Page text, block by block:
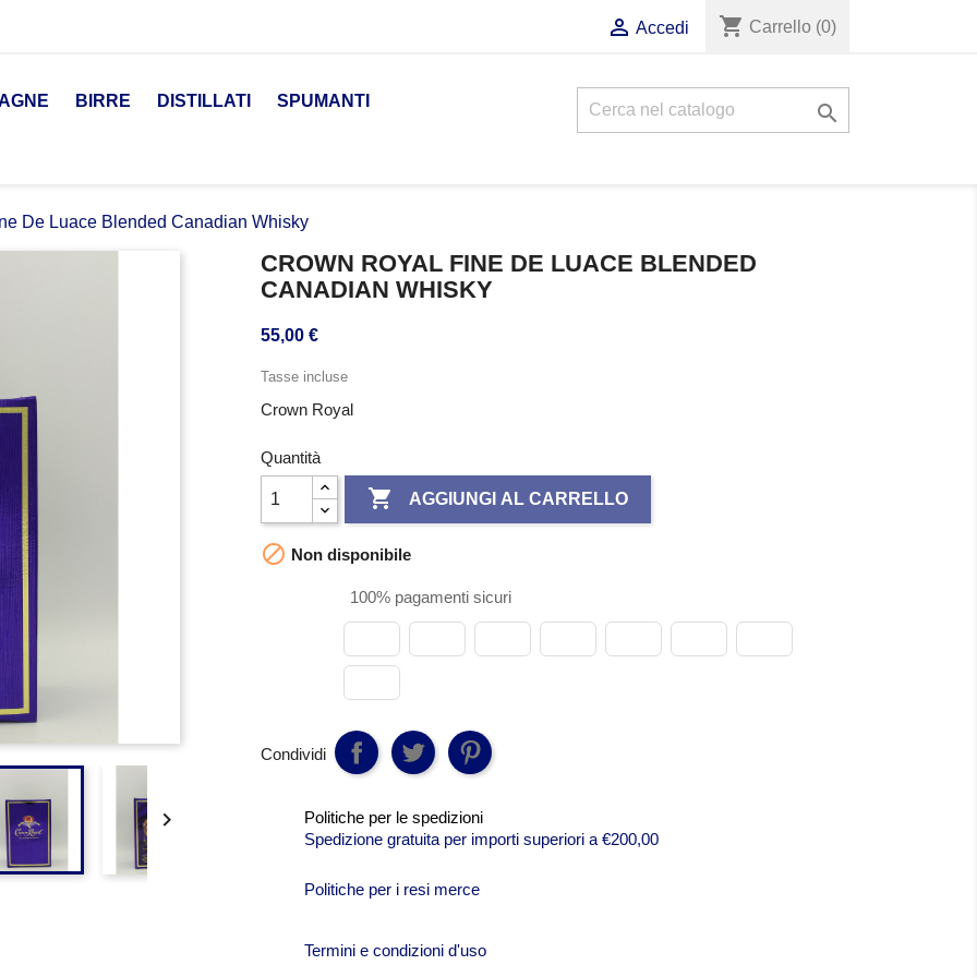
 Accedi shopping_cart Carrello (0)
BIRRE DISTILLATI SPUMANTI 
De Luace Blended Canadian Whisky

CROWN ROYAL FINE DE LUACE BLENDED
CANADIAN WHISKY
55,00 €
Tasse incluse
Crown Royal
Quantità
 AGGIUNGI AL CARRELLO
 Non disponibile
100% pagamenti sicuri
Condividi
Politiche per le spedizioni
Spedizione gratuita per importi superiori a €200,00
Politiche per i resi merce
Termini e condizioni d'uso